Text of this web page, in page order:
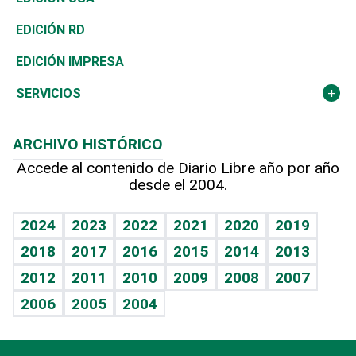
Ocenanía
Caribe
Resto del mundo
Telecom.
Global y variable
Economía personal
Sociales
Novedades
Podcast Arte Libre
Hablando con el pediatra
Vida y familia
Eñe
Celebrando la vida
Sin complejos
En pocas palabras
Tenis
Olimpismo
Más deportes
Línea de hit
TBT Deportivo
El Espía
Noticiero Poteleche
Columnistas
Historia
Martes de tecnología
Cambio climático
Revista
Deportes
Opinión
Hecho en casa
Guía del dinero
EDICIÓN RD
EDICIÓN IMPRESA
SERVICIOS
Cumpleaños
Horóscopos
Juegos
ARCHIVO HISTÓRICO
Accede al contenido de Diario Libre año por año
desde el 2004.
2024 2023 2022 2021 2020
2019
2018
2017 2016 2015 2014
2013
2012
2011 2010 2009 2008
2007
2006
2005 2004